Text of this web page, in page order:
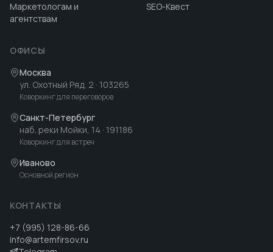
Маркетологам и
агентствам
SEO-Квест
ОФИСЫ
Москва
ул. Охотный Ряд, 2 · 103265
Коворкинг для переговоров
Санкт-Петербург
наб. реки Мойки, 14 · 191186
Коворкинг для встреч
Иваново
Основной регион
КОНТАКТЫ
+7 (995) 128-86-66
info@artemfirsov.ru